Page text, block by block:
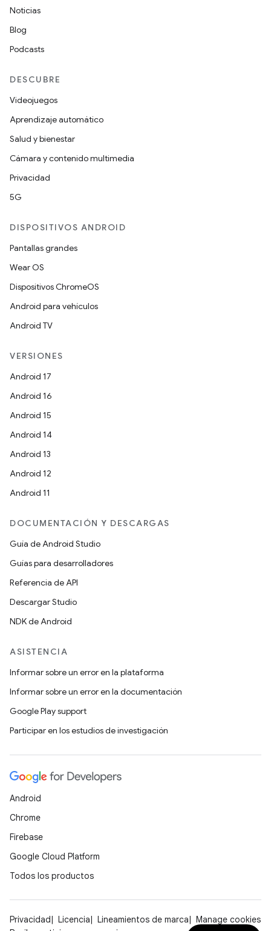
Noticias
Blog
Podcasts
DESCUBRE
Videojuegos
Aprendizaje automático
Salud y bienestar
Cámara y contenido multimedia
Privacidad
5G
DISPOSITIVOS ANDROID
Pantallas grandes
Wear OS
Dispositivos ChromeOS
Android para vehículos
Android TV
VERSIONES
Android 17
Android 16
Android 15
Android 14
Android 13
Android 12
Android 11
DOCUMENTACIÓN Y DESCARGAS
Guía de Android Studio
Guías para desarrolladores
Referencia de API
Descargar Studio
NDK de Android
ASISTENCIA
Informar sobre un error en la plataforma
Informar sobre un error en la documentación
Google Play support
Participar en los estudios de investigación
Android
Chrome
Firebase
Google Cloud Platform
Todos los productos
Privacidad Licencia Lineamientos de marca
Manage cookies